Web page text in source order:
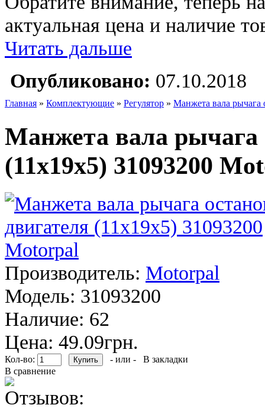
актуальная цена и наличие
Читать дальше
Опубликовано: 07.10.2018
Главная » Комплектующие » Регулятор » Манжета вала рычага
Манжета вала рычага
(11х19х5) 31093200
Производитель: Motorpal
Модель: 31093200
Наличие: 62
Цена: 49.09грн.
Кол-во: - или -
В закладки
В сравнение